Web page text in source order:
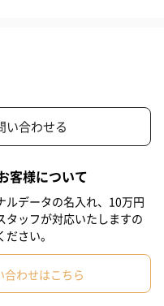
取れるカシミヤ原毛の量
0.9枚分とほぼ同じ量で
で1本1本厳選し、15〜16
糸という太さの糸に織り上
夏場は室内のクーラー対
きなかったり、自宅でも
ているという家庭に1枚あ
#義母
#女子中学生
#父親 #母親 #祖母
#兄 #妹 #姉 #息子
い合わせる
客様について
ルデータの名入れ、10万円
タッフが対応いたしますの
さい。
わせはこちら